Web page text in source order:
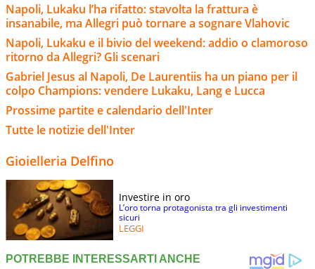
Napoli, Lukaku l’ha rifatto: stavolta la frattura è
insanabile, ma Allegri può tornare a sognare Vlahovic
Napoli, Lukaku e il bivio del weekend: addio o clamoroso
ritorno da Allegri? Gli scenari
Gabriel Jesus al Napoli, De Laurentiis ha un piano per il
colpo Champions: vendere Lukaku, Lang e Lucca
Prossime partite e calendario dell'Inter
Tutte le notizie dell'Inter
Gioielleria Delfino
Investire in oro
L’oro torna protagonista tra gli investimenti
sicuri
LEGGI